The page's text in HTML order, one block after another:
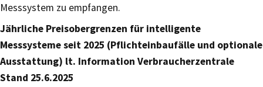
Messsystem zu empfangen.
Jährliche Preisobergrenzen für intelligente
Messsysteme seit 2025 (Pflichteinbaufälle und optionale
Ausstattung) lt. Information Verbraucherzentrale
Stand 25.6.2025